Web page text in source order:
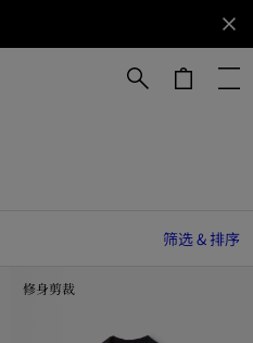
筛选 & 排序
修身剪裁